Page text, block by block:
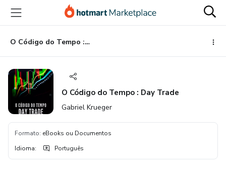
para
conteúdo
principal
para
pagamento
para
rodapé
O Código do Tempo : Day Trade
O Código do Tempo : Day Trade
Gabriel Krueger
Formato: eBooks ou Documentos
Idioma: Português